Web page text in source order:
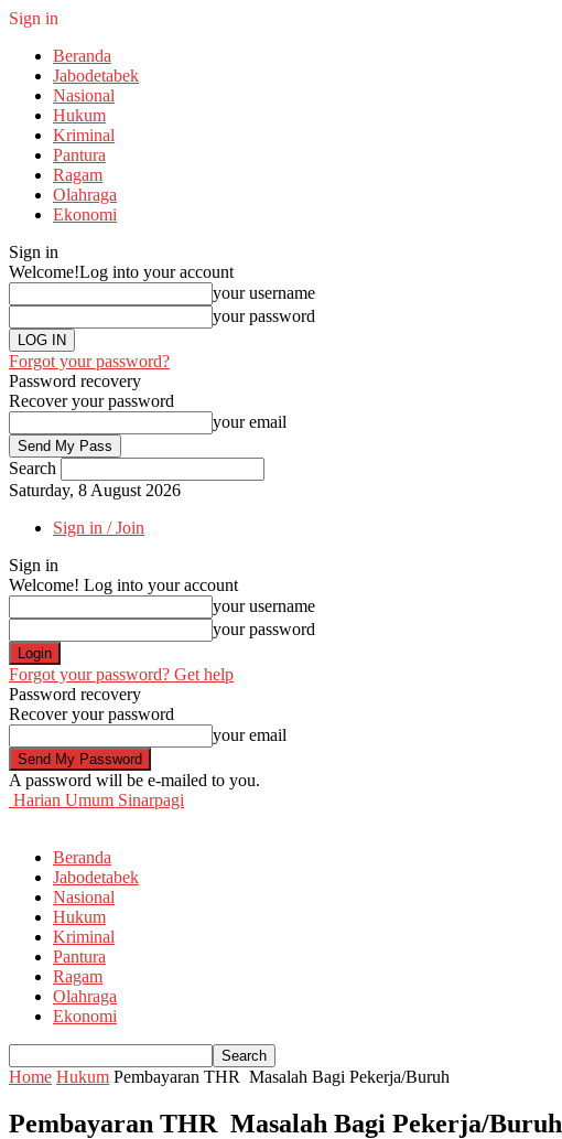
Sign in
Beranda
Jabodetabek
Nasional
Hukum
Kriminal
Pantura
Ragam
Olahraga
Ekonomi
Sign in
Welcome!Log into your account
your username
your password
Forgot your password?
Password recovery
Recover your password
your email
Search
Saturday, 8 August 2026
Sign in / Join
Sign in
Welcome! Log into your account
your username
your password
Forgot your password? Get help
Password recovery
Recover your password
your email
A password will be e-mailed to you.
Harian Umum Sinarpagi
Beranda
Jabodetabek
Nasional
Hukum
Kriminal
Pantura
Ragam
Olahraga
Ekonomi
Home Hukum Pembayaran THR Masalah Bagi Pekerja/Buruh
Pembayaran THR Masalah Bagi Pekerja/Buruh